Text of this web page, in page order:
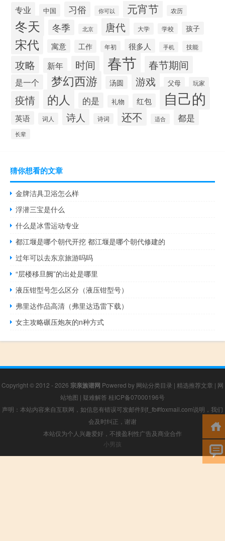
专业 中国 习俗 你可以 元宵节 农历
冬天 冬季 北京 唐代 大学 学校 孩子
宋代 寓意 工作 年初 很多人 手机 技能
攻略 新年 时间 春节 春节期间
是一个 梦幻西游 汤圆 游戏 父母 玩家
疫情 的人 的是 礼物 红包 自己的
英语 词人 诗人 诗词 还不 适合 都是
长辈
猜你想看的文章
金牌洁具卫浴怎么样
浮潜三宝是什么
什么是冰雪运动专业
都江堰是哪个朝代开挖 都江堰是哪个朝代修建的
过年可以去东京旅游吗吗
“层楼移旦阙”的出处是哪里
液压钳型号怎么区分（液压钳型号）
弗里达作品高清（弗里达迅雷下载）
女主攻略碾压炮灰的n种方式
Copyright © 2012 - 2026 宗亲族谱网 Powered by 网站分类目录 | 精选推荐文章 | 网
站地图 | 疑难解答 桂ICP备07000196号
声明：本站内容来自互联网，如信息有错误可发邮件到f_fb#foxmail.com说明，我们
会及时纠正，谢谢
本站仅为个人兴趣爱好，不接盈利性广告及商业合作
小男孩